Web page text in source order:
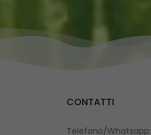
CONTATTI
Telefono/Whatsapp: